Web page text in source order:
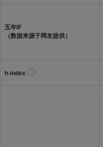
五年IF
（数据来源于网友提供）
h-index